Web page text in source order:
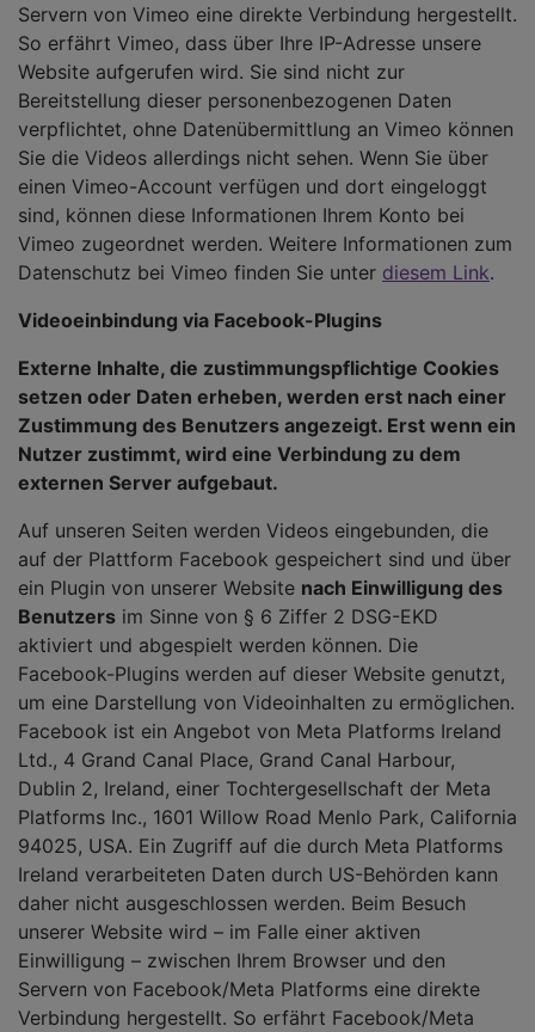
Servern von Vimeo eine direkte Verbindung hergestellt.
So erfährt Vimeo, dass über Ihre IP-Adresse unsere
Website aufgerufen wird. Sie sind nicht zur
Bereitstellung dieser personenbezogenen Daten
verpflichtet, ohne Datenübermittlung an Vimeo können
Sie die Videos allerdings nicht sehen. Wenn Sie über
einen Vimeo-Account verfügen und dort eingeloggt
sind, können diese Informationen Ihrem Konto bei
Vimeo zugeordnet werden. Weitere Informationen zum
Datenschutz bei Vimeo finden Sie unter diesem Link.
Videoeinbindung via Facebook-Plugins
Externe Inhalte, die zustimmungspflichtige Cookies
setzen oder Daten erheben, werden erst nach einer
Zustimmung des Benutzers angezeigt. Erst wenn ein
Nutzer zustimmt, wird eine Verbindung zu dem
externen Server aufgebaut.
Auf unseren Seiten werden Videos eingebunden, die
auf der Plattform Facebook gespeichert sind und über
ein Plugin von unserer Website nach Einwilligung des
Benutzers im Sinne von § 6 Ziffer 2 DSG-EKD
aktiviert und abgespielt werden können. Die
Facebook-Plugins werden auf dieser Website genutzt,
um eine Darstellung von Videoinhalten zu ermöglichen.
Facebook ist ein Angebot von Meta Platforms Ireland
Ltd., 4 Grand Canal Place, Grand Canal Harbour,
Dublin 2, Ireland, einer Tochtergesellschaft der Meta
Platforms Inc., 1601 Willow Road Menlo Park, California
94025, USA. Ein Zugriff auf die durch Meta Platforms
Ireland verarbeiteten Daten durch US-Behörden kann
daher nicht ausgeschlossen werden. Beim Besuch
unserer Website wird – im Falle einer aktiven
Einwilligung – zwischen Ihrem Browser und den
Servern von Facebook/Meta Platforms eine direkte
Verbindung hergestellt. So erfährt Facebook/Meta